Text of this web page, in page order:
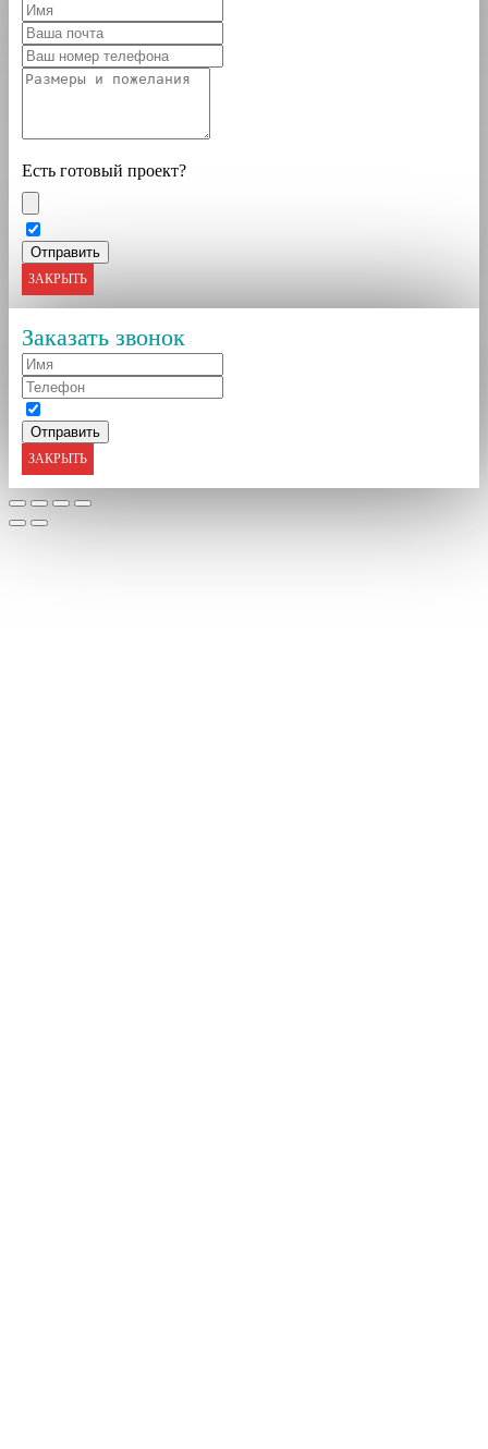
Есть готовый проект?
ЗАКРЫТЬ
Заказать звонок
ЗАКРЫТЬ